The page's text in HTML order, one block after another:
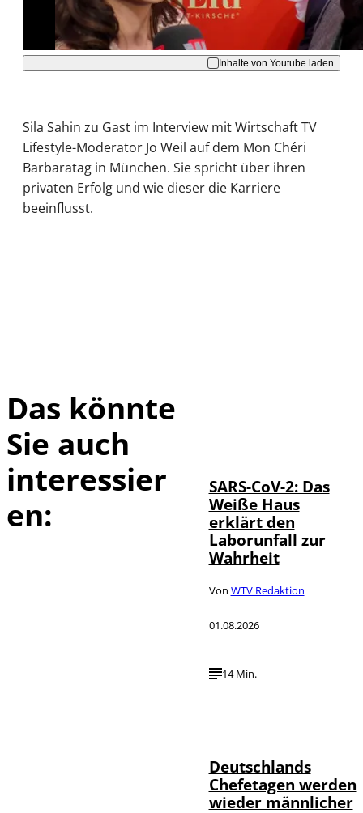
Inhalte von Youtube laden
Sila Sahin zu Gast im Interview mit Wirtschaft TV
Lifestyle-Moderator Jo Weil auf dem Mon Chéri
Barbaratag in München. Sie spricht über ihren
privaten Erfolg und wie dieser die Karriere
beeinflusst.
Das könnte
Sie auch
interessier
en:
SARS-CoV-2: Das
Weiße Haus
erklärt den
Laborunfall zur
Wahrheit
Von WTV Redaktion
01.08.2026
14 Min.
Deutschlands
Chefetagen werden
wieder männlicher